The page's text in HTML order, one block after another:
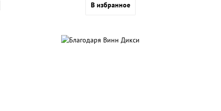
В избранное